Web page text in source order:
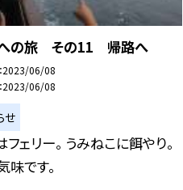
の旅 その11 帰路へ
2023/06/08
2023/06/08
せ
フェリー。 うみねこに餌やり。
味です。